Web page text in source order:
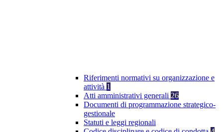
Riferimenti normativi su organizzazione e
attività 1
Atti amministrativi generali 26
Documenti di programmazione strategico-
gestionale
Statuti e leggi regionali